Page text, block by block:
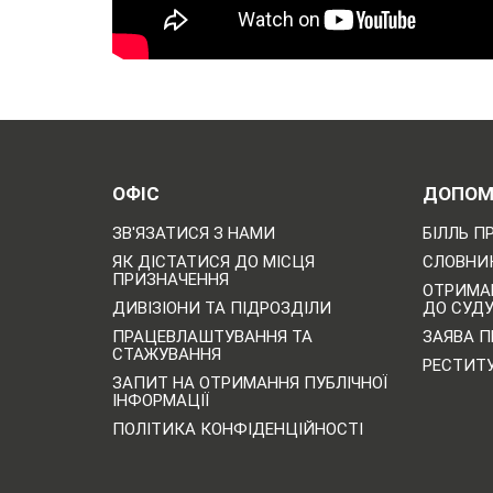
ОФІС
ЗВ'ЯЗАТИСЯ З НАМИ
ЯК ДІСТАТИСЯ ДО МІСЦЯ
ПРИЗНАЧЕННЯ
ДИВІЗІОНИ ТА ПІДРОЗДІЛИ
ПРАЦЕВЛАШТУВАННЯ ТА
СТАЖУВАННЯ
ЗАПИТ НА ОТРИМАННЯ ПУБЛІЧНОЇ
ІНФОРМАЦІЇ
ПОЛІТИКА КОНФІДЕНЦІЙНОСТІ
БІЛЛЬ
ДО СУДУ
ЗАЯВА